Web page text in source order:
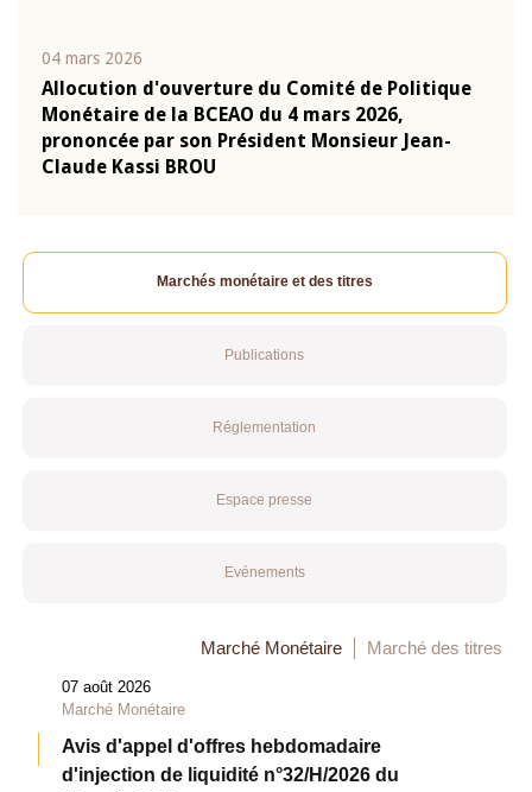
04 mars 2026
Allocution d'ouverture du Comité de Politique
Monétaire de la BCEAO du 4 mars 2026,
prononcée par son Président Monsieur Jean-
Claude Kassi BROU
Marchés monétaire et des titres
Publications
Réglementation
Espace presse
Evénements
Marché Monétaire Marché des titres
07 août 2026
Marché Monétaire
Avis d'appel d'offres hebdomadaire
d'injection de liquidité n°32/H/2026 du